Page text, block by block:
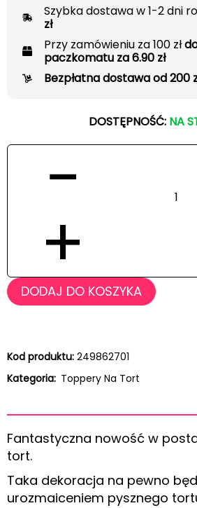
Szybka dostawa w 1-2 dni
zł
Przy zamówieniu za 100 zł
paczkomatu za 6.90 zł
Bezpłatna dostawa od 200
DOSTĘPNOŚĆ: NA
−
+
DODAJ DO KOSZYKA
Kod produktu: 249862701
Kategoria: Toppery Na Tort
Fantastyczna nowość w
tort.
Taka dekoracja na pewno
urozmaiceniem pysznego